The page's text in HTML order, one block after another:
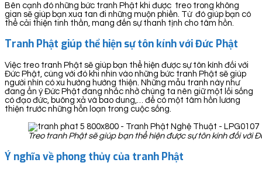
Bên cạnh đó những bức tranh Phật khi được treo trong không
gian sẽ giúp bạn xua tan đi những muộn phiền. Từ đó giúp bạn có
thể cải thiện tinh thần, mang đến sự thanh tịnh cho tâm hồn.
Tranh Phật giúp thể hiện sự tôn kính với Đức Phật
Việc treo tranh Phật sẽ giúp bạn thể hiện được sự tôn kính đối với
Đức Phật, cùng với đó khi nhìn vào những bức tranh Phật sẽ giúp
người nhìn có xu hướng hướng thiện. Những mẫu tranh này như
đang ẩn ý Đức Phật đang nhắc nhở chúng ta nên giữ một lối sống
có đạo đức, buông xả và bao dung,… để có một tâm hồn lương
thiện trước những hỗn loạn trong cuộc sống.
Treo tranh Phật sẽ giúp bạn thể hiện được sự tôn kính đối với
Ý nghĩa về phong thủy của tranh Phật